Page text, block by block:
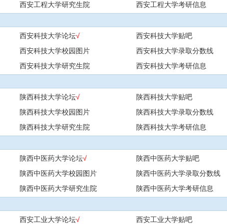
西安工程大学研究生院 西安工程大学考研信息
西安科技大学论坛√ 西安科技大学贴吧
西安科技大学校园图片 西安科技大学录取分数线
西安科技大学研究生院 西安科技大学考研信息
陕西科技大学论坛√ 陕西科技大学贴吧
陕西科技大学校园图片 陕西科技大学录取分数线
陕西科技大学研究生院 陕西科技大学考研信息
陕西中医药大学论坛√ 陕西中医药大学贴吧
陕西中医药大学校园图片 陕西中医药大学录取分数线
陕西中医药大学研究生院 陕西中医药大学考研信息
西安工业大学论坛√ 西安工业大学贴吧